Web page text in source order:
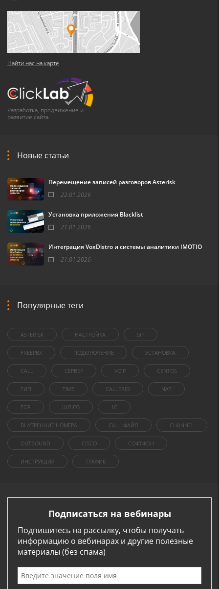
Найти нас на карте
Разработка, продвижение и
развитие сайта
Новые статьи
Перемещение записей разговоров Asterisk
22.01.2026
Установка приложения Blacklist
21.01.2026
Интеграция VoxDistro и системы аналитики IMOTIO
21.01.2026
Популярные теги
ASTERISK НАСТРОЙКА SIP
FREEPBX ПОДКЛЮЧЕНИЕ УСТАНОВКА
CALL СЕРВЕР VOIP CENTOS
ТИП TIME CALLERID NAT
FOR ШЛЮЗ 1C
ВНУТРЕННИЕ НОМЕРА CALL-ФАЙЛ CHANNEL
OUTBOUND CISCO СОФТФОН
ИНСТРУКЦИЯ ТРАФИК
Подписаться на вебинары
Подпишитесь на рассылку, чтобы получать
информацию о вебинарах и другие полезные
материалы (без спама)